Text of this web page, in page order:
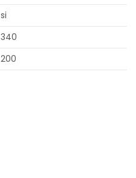
si
340
200